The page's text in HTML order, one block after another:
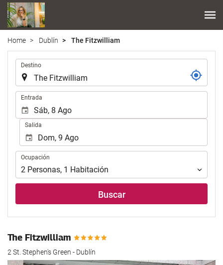
Home Dublín The Fitzwilliam
Introduzca
lugar
de
destino
en
que
realizar
búsqueda
de
Destino
Introduzca
las
fechas
inicio
fin
para
realizar
Entrada
Salida
Ocupación
Ocupación
2 Personas, 1 Habitación
Buscar
The Fitzwilliam
2 St. Stephen's Green - Dublín